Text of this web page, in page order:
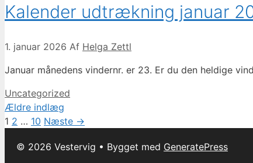
Kalender udtrækning januar
1. januar 2026 Af Helga Zettl
Januar månedens vindernr. er 23. Er du den heldige
Kategorier
Uncategorized
Ældre indlæg
Page
1 Page
2 … Page
10 Næste →
© 2026 Vestervig • Bygget med GeneratePress